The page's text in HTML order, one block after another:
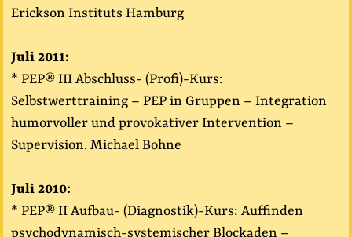
Erickson Instituts Hamburg
Juli 2011:
* PEP® III Abschluss- (Profi)-Kurs:
Selbstwerttraining – PEP in Gruppen – Integration
humorvoller und provokativer Intervention –
Supervision. Michael Bohne
Juli 2010:
* PEP® II Aufbau- (Diagnostik)-Kurs: Auffinden
psychodynamisch-systemischer Blockaden –